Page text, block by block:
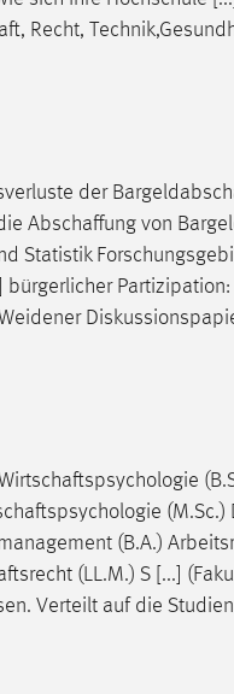
, Recht,
der
Abschaffung von
Statistik
(M.Sc.)
(B.A.)
(LL.M.) S [...]
Verteilt auf die